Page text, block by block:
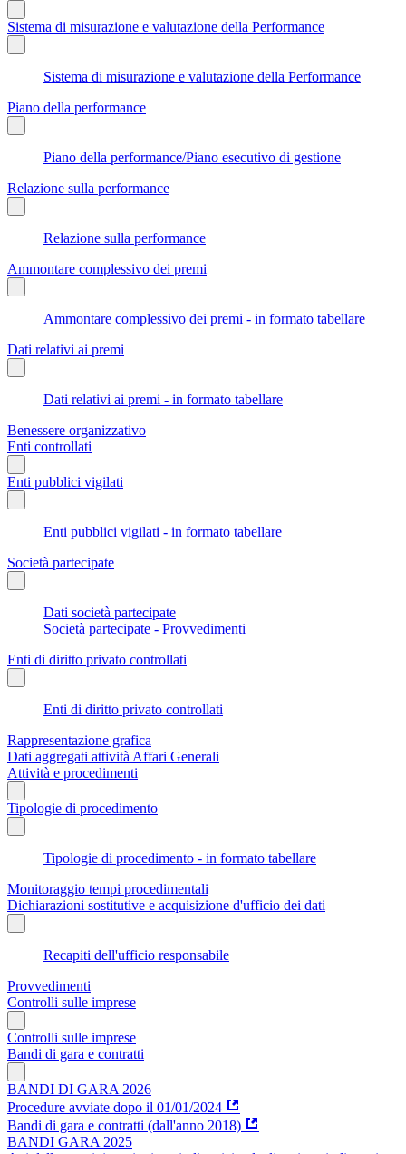
Sistema di misurazione e valutazione della Performance
Sistema di misurazione e valutazione della Performance
Piano della performance
Piano della performance/Piano esecutivo di gestione
Relazione sulla performance
Relazione sulla performance
Ammontare complessivo dei premi
Ammontare complessivo dei premi - in formato tabellare
Dati relativi ai premi
Dati relativi ai premi - in formato tabellare
Benessere organizzativo
Enti controllati
Enti pubblici vigilati
Enti pubblici vigilati - in formato tabellare
Società partecipate
Dati società partecipate
Società partecipate - Provvedimenti
Enti di diritto privato controllati
Enti di diritto privato controllati
Rappresentazione grafica
Dati aggregati attività Affari Generali
Attività e procedimenti
Tipologie di procedimento
Tipologie di procedimento - in formato tabellare
Monitoraggio tempi procedimentali
Dichiarazioni sostitutive e acquisizione d'ufficio dei dati
Recapiti dell'ufficio responsabile
Provvedimenti
Controlli sulle imprese
Controlli sulle imprese
Bandi di gara e contratti
BANDI DI GARA 2026
Procedure avviate dopo il 01/01/2024
Bandi di gara e contratti (dall'anno 2018)
BANDI GARA 2025